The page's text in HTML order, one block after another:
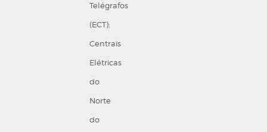
Telégrafos
(ECT);
Centrais
Elétricas
do
Norte
do